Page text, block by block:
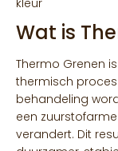
Wat is
Thermo Grenen
thermisch
behandeling
een
verandert. Dit